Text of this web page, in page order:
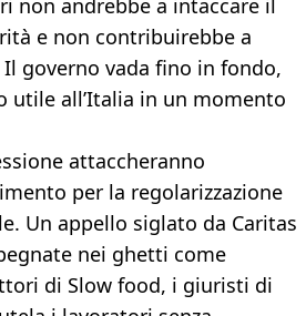
non andrebbe a intaccare il
e non contribuirebbe a
governo vada fino in fondo,
utile all’Italia in un momento
attaccheranno
per la regolarizzazione
Un appello siglato da Caritas
nei ghetti come
di Slow food, i giuristi di